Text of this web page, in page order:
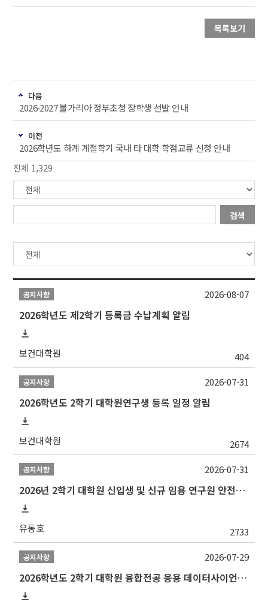
목록보기
다음
2026-2027 불가리아 정부초청 장학생 선발 안내
이전
2026학년도 하계 계절학기 국내 타 대학 학점교류 신청 안내
전체 1,329
검색
공지사항
2026학년도 제2학기 등록금 수납계획 알림
보건대학원 404
2026-08-07
공지사항
2026학년도 2학기 대학원연구생 등록 일정 알림
보건대학원 2674
2026-07-31
공지사항
2026년 2학기 대학원 신입생 및 신규 임용 연구원 안전환경교육(신규교육) 실시 안내
유동호 2733
2026-07-31
공지사항
2026학년도 2학기 대학원 융합전공 응용 데이터사이언스 선발 계획 알림
2026-07-29